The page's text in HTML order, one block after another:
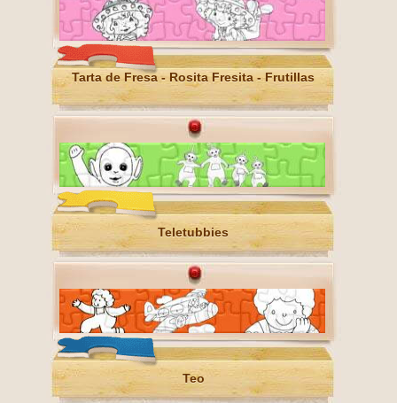
Tarta de Fresa - Rosita Fresita - Frutillas
Teletubbies
Teo